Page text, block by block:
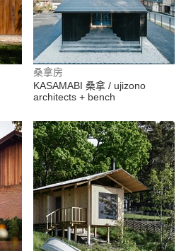
桑拿房
KASAMABI 桑拿 / ujizono
architects + bench